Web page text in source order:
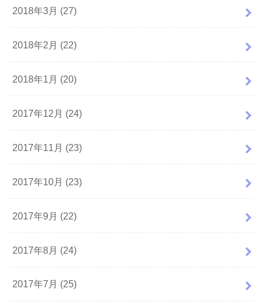
2018年3月 (27)
2018年2月 (22)
2018年1月 (20)
2017年12月 (24)
2017年11月 (23)
2017年10月 (23)
2017年9月 (22)
2017年8月 (24)
2017年7月 (25)